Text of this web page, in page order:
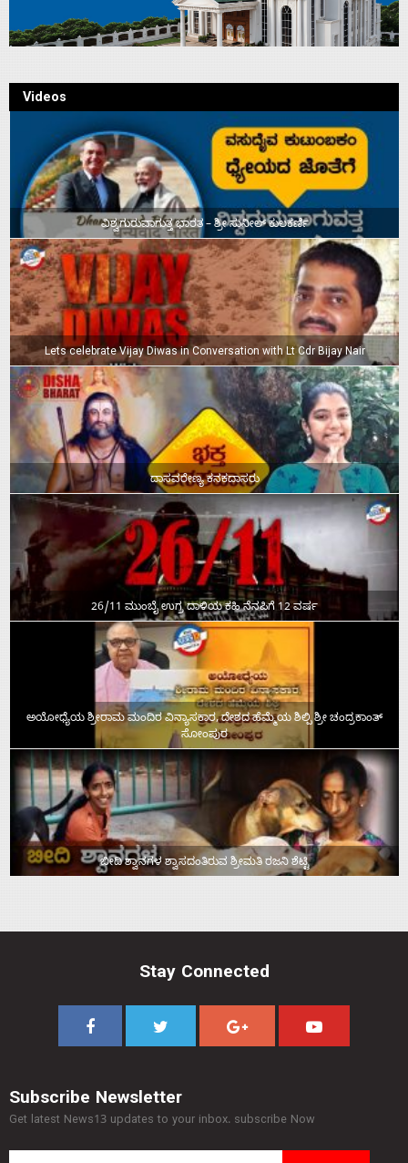
Videos
ವಿಶ್ವಗುರುವಾಗುತ್ತ ಭಾರತ – ಶ್ರೀ ಸುನೀಲ್‌ ಕುಲಕರ್ಣಿ
Lets celebrate Vijay Diwas in Conversation with Lt Cdr Bijay Nair
ದಾಸವರೇಣ್ಯ ಕನಕದಾಸರು
26/11 ಮುಂಬೈ ಉಗ್ರ ದಾಳಿಯ ಕಹಿ ನೆನಪಿಗೆ 12 ವರ್ಷ
ಅಯೋಧ್ಯೆಯ ಶ್ರೀರಾಮ ಮಂದಿರ ವಿನ್ಯಾಸಕಾರ, ದೇಶದ ಹೆಮ್ಮೆಯ ಶಿಲ್ಪಿ ಶ್ರೀ ಚಂದ್ರಕಾಂತ್‌
ಸೋಂಪುರ
ಬೀದಿ ಶ್ವಾನಗಳ ಶ್ವಾಸದಂತಿರುವ ಶ್ರೀಮತಿ ರಜನಿ ಶೆಟ್ಟಿ
Stay Connected
Subscribe Newsletter
Get latest News13 updates to your inbox. subscribe Now